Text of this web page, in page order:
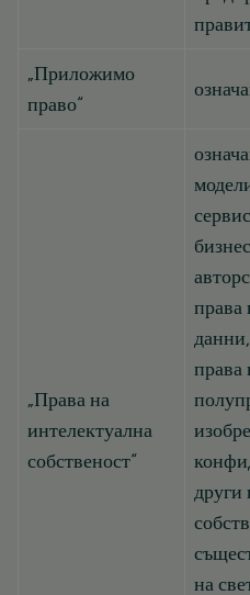
„Приложимо
право“
„Права на
интелектуална
собственост“
права
права
други
на